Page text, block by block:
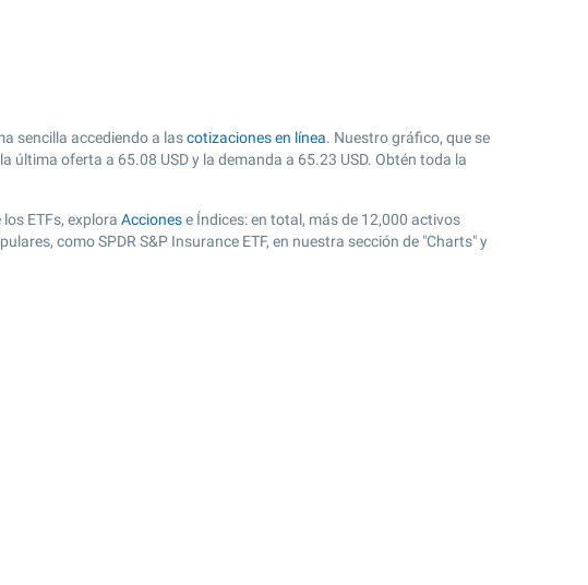
sencilla accediendo a lascotizaciones en línea. Nuestro gráfico, que se
última oferta a 65.08 USD y la demanda a 65.23 USD. Obtén toda la
ETFs, explora Accionese Índices: en total, más de 12,000 activos
como SPDR S&P Insurance ETF, en nuestra sección de "Charts" y